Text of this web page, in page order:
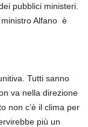
pubblici ministeri.
ministro Alfano è
Tutti sanno
va nella direzione
non c’è il clima per
più un